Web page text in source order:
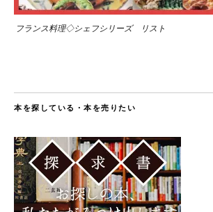
フランス料理◇シェフシリーズ リスト
本を探している・本を売りたい